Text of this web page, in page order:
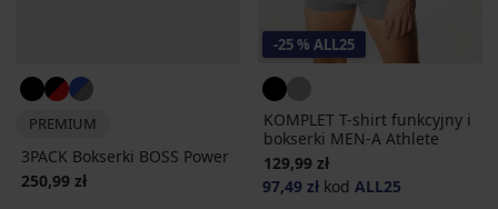
PREMIUM
3PACK Bokserki BOSS Power
250,99 zł
-25 % ALL25
KOMPLET T-shirt funkcyjny i
bokserki MEN-A Athlete
129,99 zł
97,49 zł kod ALL25